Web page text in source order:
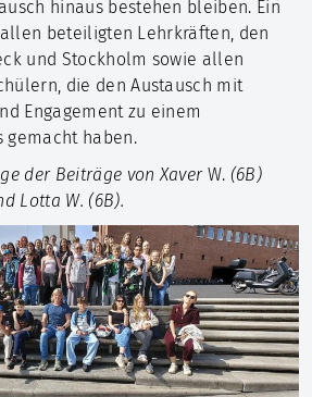
hinaus bestehen bleiben. Ein
beteiligten Lehrkräften, den
und Stockholm sowie allen
die den Austausch mit
Engagement zu einem
gemacht haben.
der Beiträge von Xaver W. (6B)
Lotta W. (6B).